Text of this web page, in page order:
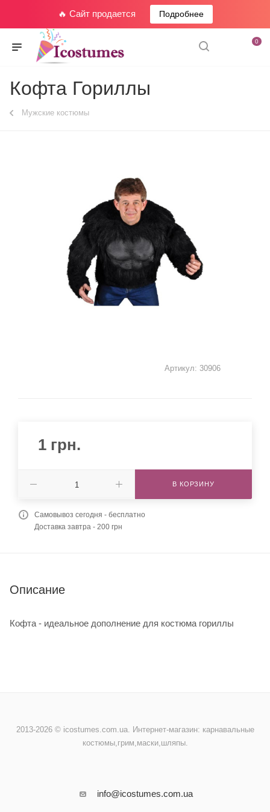
🔥 Сайт продается Подробнее
0
Кофта Гориллы
Мужские костюмы
Артикул: 30906
1 грн.
В КОРЗИНУ
Самовывоз сегодня - бесплатно
Доставка завтра - 200 грн
Описание
Кофта - идеальное дополнение для костюма гориллы
2013-2026 © icostumes.com.ua. Интернет-магазин: карнавальные
костюмы,грим,маски,шляпы.
info@icostumes.com.ua